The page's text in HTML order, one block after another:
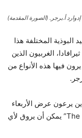
أ.برجر. (الصورة المقدمة)
البوذية المختلفة هذا
الغربيون الذين
فيها هذه الأنواع من
يرعون عرض الأربعاء
في مركز دارما – إن فيلم “The Mountain Path” يمكن أن يروق لأي